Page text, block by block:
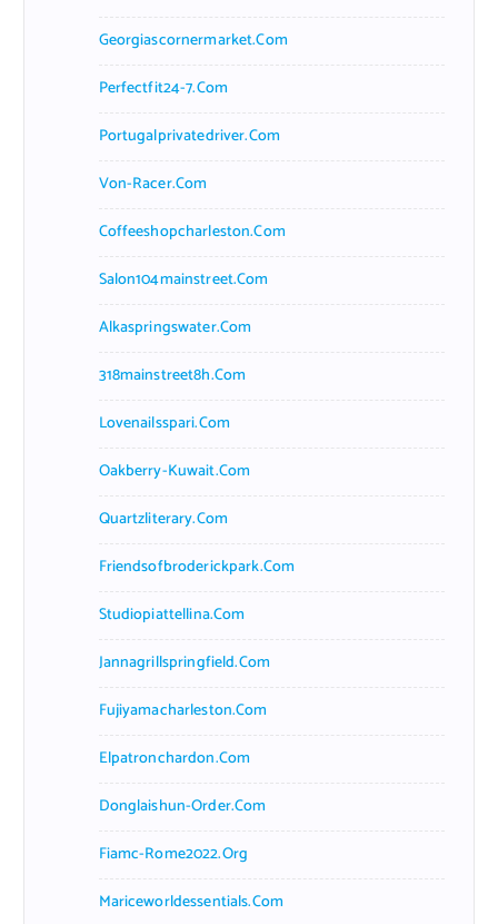
Georgiascornermarket.com
Perfectfit24-7.com
Portugalprivatedriver.com
Von-Racer.com
Coffeeshopcharleston.com
Salon104mainstreet.com
Alkaspringswater.com
318mainstreet8h.com
Lovenailsspari.com
Oakberry-Kuwait.com
Quartzliterary.com
Friendsofbroderickpark.com
Studiopiattellina.com
Jannagrillspringfield.com
Fujiyamacharleston.com
Elpatronchardon.com
Donglaishun-Order.com
Fiamc-Rome2022.org
Mariceworldessentials.com